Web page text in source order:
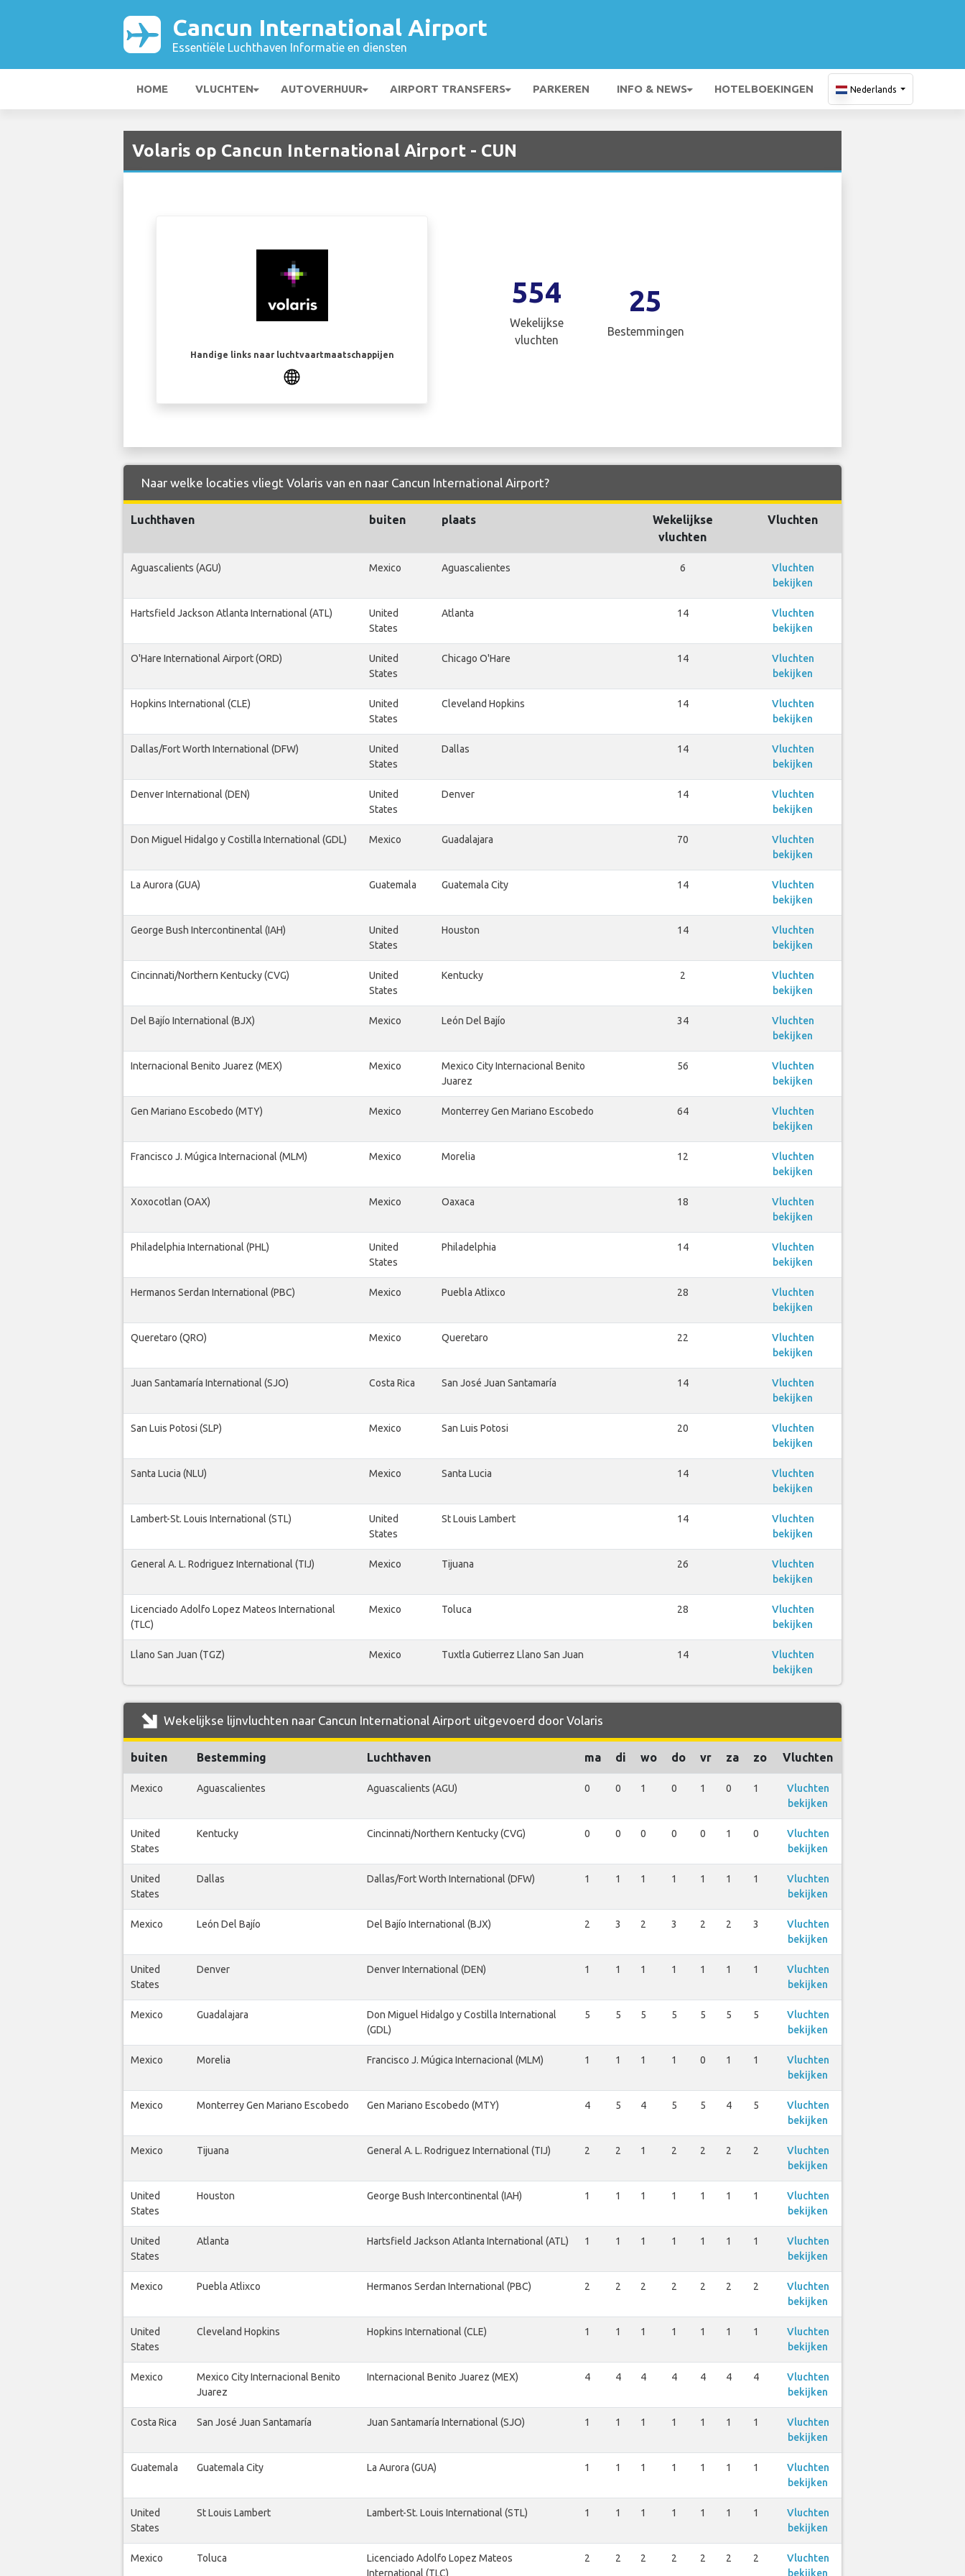
Cancun International Airport
Essentiële Luchthaven Informatie en diensten
HOME VLUCHTEN AUTOVERHUUR AIRPORT TRANSFERS PARKEREN INFO & NEWS HOTELBOEKINGEN Nederlands
Volaris op Cancun International Airport - CUN
Handige links naar luchtvaartmaatschappijen
554
Wekelijkse
vluchten
25
Bestemmingen
Naar welke locaties vliegt Volaris van en naar Cancun International Airport?
Luchthaven buiten plaats
Wekelijkse
vluchten
Vluchten
Aguascalients (AGU) Mexico Aguascalientes 6
Vluchten
bekijken
Hartsfield Jackson Atlanta International (ATL)
United
States
Atlanta 14
Vluchten
bekijken
O'Hare International Airport (ORD)
United
States
Chicago O'Hare 14
Vluchten
bekijken
Hopkins International (CLE)
United
States
Cleveland Hopkins 14
Vluchten
bekijken
Dallas/Fort Worth International (DFW)
United
States
Dallas 14
Vluchten
bekijken
Denver International (DEN)
United
States
Denver 14
Vluchten
bekijken
Don Miguel Hidalgo y Costilla International (GDL) Mexico Guadalajara 70
Vluchten
bekijken
La Aurora (GUA) Guatemala Guatemala City 14
Vluchten
bekijken
George Bush Intercontinental (IAH)
United
States
Houston 14
Vluchten
bekijken
Cincinnati/Northern Kentucky (CVG)
United
States
Kentucky 2
Vluchten
bekijken
Del Bajío International (BJX) Mexico León Del Bajío 34
Vluchten
bekijken
Internacional Benito Juarez (MEX) Mexico
Mexico City Internacional Benito
Juarez
56
Vluchten
bekijken
Gen Mariano Escobedo (MTY) Mexico Monterrey Gen Mariano Escobedo 64
Vluchten
bekijken
Francisco J. Múgica Internacional (MLM) Mexico Morelia 12
Vluchten
bekijken
Xoxocotlan (OAX) Mexico Oaxaca 18
Vluchten
bekijken
Philadelphia International (PHL)
United
States
Philadelphia 14
Vluchten
bekijken
Hermanos Serdan International (PBC) Mexico Puebla Atlixco 28
Vluchten
bekijken
Queretaro (QRO) Mexico Queretaro 22
Vluchten
bekijken
Juan Santamaría International (SJO) Costa Rica San José Juan Santamaría 14
Vluchten
bekijken
San Luis Potosi (SLP) Mexico San Luis Potosi 20
Vluchten
bekijken
Santa Lucia (NLU) Mexico Santa Lucia 14
Vluchten
bekijken
Lambert-St. Louis International (STL)
United
States
St Louis Lambert 14
Vluchten
bekijken
General A. L. Rodriguez International (TIJ) Mexico Tijuana 26
Vluchten
bekijken
Licenciado Adolfo Lopez Mateos International
(TLC)
Mexico Toluca 28
Vluchten
bekijken
Llano San Juan (TGZ) Mexico Tuxtla Gutierrez Llano San Juan 14
Vluchten
bekijken
Wekelijkse lijnvluchten naar Cancun International Airport uitgevoerd door Volaris
buiten Bestemming Luchthaven ma di wo do vr za zo Vluchten
Mexico Aguascalientes Aguascalients (AGU) 0 0 1 0 1 0 1
Vluchten
bekijken
United
States
Kentucky Cincinnati/Northern Kentucky (CVG) 0 0 0 0 0 1 0
Vluchten
bekijken
United
States
Dallas Dallas/Fort Worth International (DFW) 1 1 1 1 1 1 1
Vluchten
bekijken
Mexico León Del Bajío Del Bajío International (BJX) 2 3 2 3 2 2 3
Vluchten
bekijken
United
States
Denver Denver International (DEN) 1 1 1 1 1 1 1
Vluchten
bekijken
Mexico Guadalajara
Don Miguel Hidalgo y Costilla International
(GDL)
5 5 5 5 5 5 5
Vluchten
bekijken
Mexico Morelia Francisco J. Múgica Internacional (MLM) 1 1 1 1 0 1 1
Vluchten
bekijken
Mexico Monterrey Gen Mariano Escobedo Gen Mariano Escobedo (MTY) 4 5 4 5 5 4 5
Vluchten
bekijken
Mexico Tijuana General A. L. Rodriguez International (TIJ) 2 2 1 2 2 2 2
Vluchten
bekijken
United
States
Houston George Bush Intercontinental (IAH) 1 1 1 1 1 1 1
Vluchten
bekijken
United
States
Atlanta Hartsfield Jackson Atlanta International (ATL) 1 1 1 1 1 1 1
Vluchten
bekijken
Mexico Puebla Atlixco Hermanos Serdan International (PBC) 2 2 2 2 2 2 2
Vluchten
bekijken
United
States
Cleveland Hopkins Hopkins International (CLE) 1 1 1 1 1 1 1
Vluchten
bekijken
Mexico
Mexico City Internacional Benito
Juarez
Internacional Benito Juarez (MEX) 4 4 4 4 4 4 4
Vluchten
bekijken
Costa Rica San José Juan Santamaría Juan Santamaría International (SJO) 1 1 1 1 1 1 1
Vluchten
bekijken
Guatemala Guatemala City La Aurora (GUA) 1 1 1 1 1 1 1
Vluchten
bekijken
United
States
St Louis Lambert Lambert-St. Louis International (STL) 1 1 1 1 1 1 1
Vluchten
bekijken
Mexico Toluca
Licenciado Adolfo Lopez Mateos
International (TLC)
2 2 2 2 2 2 2
Vluchten
bekijken